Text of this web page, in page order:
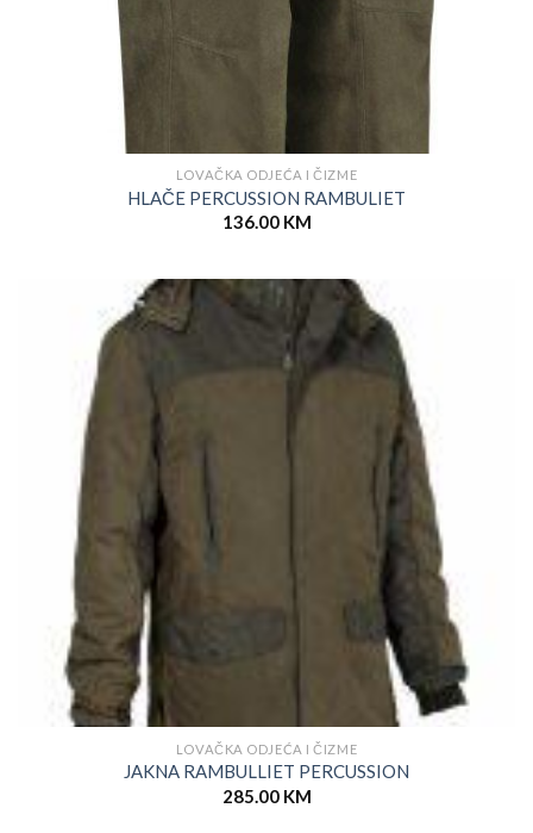
LOVAČKA ODJEĆA I ČIZME
HLAČE PERCUSSION RAMBULIET
136.00 KM
LOVAČKA ODJEĆA I ČIZME
JAKNA RAMBULLIET PERCUSSION
285.00 KM